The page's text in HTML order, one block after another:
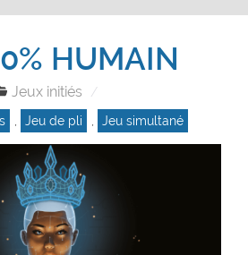
HUMAIN
Jeux initiés
Jeu de pli Jeu simultané